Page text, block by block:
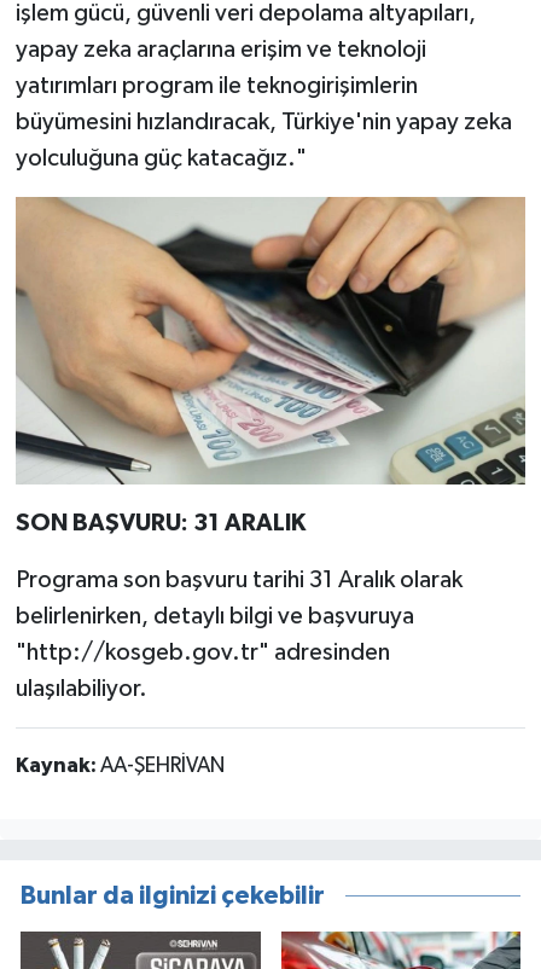
işlem gücü, güvenli veri depolama altyapıları,
yapay zeka araçlarına erişim ve teknoloji
yatırımları program ile teknogirişimlerin
büyümesini hızlandıracak, Türkiye'nin yapay zeka
yolculuğuna güç katacağız."
SON BAŞVURU: 31 ARALIK
Programa son başvuru tarihi 31 Aralık olarak
belirlenirken, detaylı bilgi ve başvuruya
"http://kosgeb.gov.tr" adresinden
ulaşılabiliyor.
Kaynak: AA-ŞEHRİVAN
Bunlar da ilginizi çekebilir